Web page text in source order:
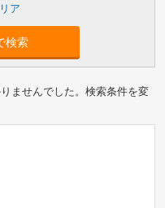
検索
ませんでした。検索条件を変